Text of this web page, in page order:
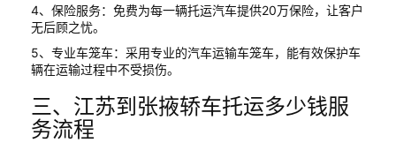
4、保险服务：免费为每一辆托运汽车提供20万保险，让客户
无后顾之忧。
5、专业车笼车：采用专业的汽车运输车笼车，能有效保护车
辆在运输过程中不受损伤。
三、江苏到张掖轿车托运多少钱服
务流程